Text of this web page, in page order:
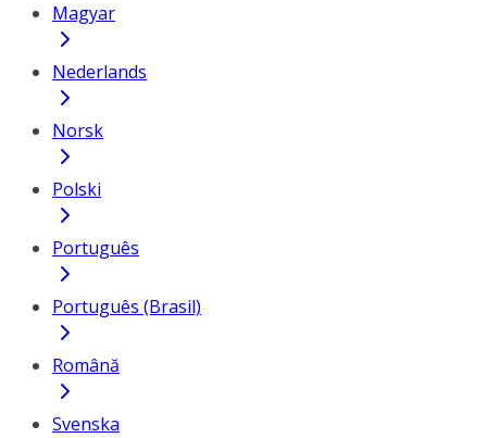
Magyar
Nederlands
Norsk
Polski
Português
Português (Brasil)
Română
Svenska